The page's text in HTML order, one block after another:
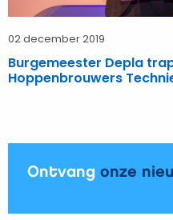
02 december 2019
Burgemeester Depla
Hoppenbrouwers
Ontvang onze